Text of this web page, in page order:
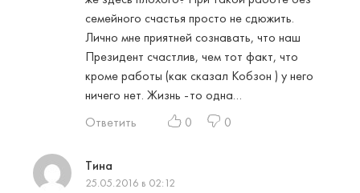
семейного счастья просто не сдюжить.
Лично мне приятней сознавать, что наш
Президент счастлив, чем тот факт, что
кроме работы (как сказал Кобзон ) у него
ничего нет. Жизнь -то одна…
Ответить
0 0
Тина
25.05.2016 в 02:12